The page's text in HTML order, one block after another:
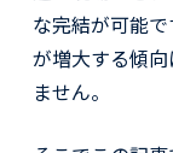
な完結が可能
が増大する傾
ません。